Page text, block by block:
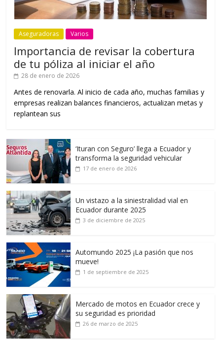
Aseguradoras Varios
Importancia de revisar la cobertura
de tu póliza al iniciar el año
28 de enero de 2026
Antes de renovarla. Al inicio de cada año, muchas familias y
empresas realizan balances financieros, actualizan metas y
replantean sus
‘Ituran con Seguro’ llega a Ecuador y
transforma la seguridad vehicular
17 de enero de 2026
Un vistazo a la siniestralidad vial en
Ecuador durante 2025
3 de diciembre de 2025
Automundo 2025 ¡La pasión que nos
mueve!
1 de septiembre de 2025
Mercado de motos en Ecuador crece y
su seguridad es prioridad
26 de marzo de 2025